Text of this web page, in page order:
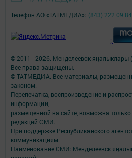
© 2011 - 2026. Менделеевск яӊалыклары
Все права защищены.
© ТАТМЕДИА. Все материалы,
законом.
Перепечатка, воспроизведение и
информации,
размещенной на сайте, возможна только
редакций СМИ.
При поддержке Республиканского
коммуникациям.
Наименование СМИ: Менделеевск
Телефон АО «ТАТМЕДИА»: (843) 222 09 84
;